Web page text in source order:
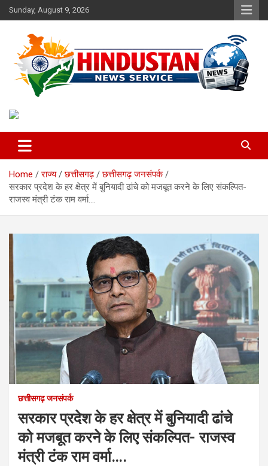
Skip
to
Sunday, August 9, 2026
Hindustan News Service
Home राज्य छत्तीसगढ़
छत्तीसगढ़ जनसंपर्क
सरकार प्रदेश के हर क्षेत्र में बुनियादी ढांचे को मजबूत करने के लिए संकल्पित-
राजस्व मंत्री टंक राम वर्मा….
छत्तीसगढ़ जनसंपर्क
सरकार प्रदेश के हर क्षेत्र में बुनियादी ढांचे
को मजबूत करने के लिए संकल्पित- राजस्व
मंत्री टंक राम वर्मा….